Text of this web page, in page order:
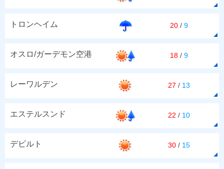
トロンヘイム 20 /9
オスロ/ガーデモン空港 18 /9
レーワルデン 27 / 13
エステルスンド 22 / 10
デビルト 30 / 15